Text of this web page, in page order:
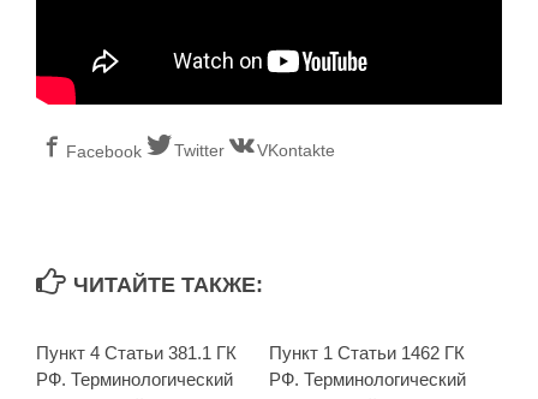
Facebook Twitter VKontakte
ЧИТАЙТЕ ТАКЖЕ:
Пункт 4 Статьи 381.1 ГК
РФ. Терминологический
Пункт 1 Статьи 1462 ГК
РФ. Терминологический